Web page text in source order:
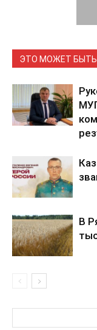
ЭТО МОЖЕТ БЫТЬ
В